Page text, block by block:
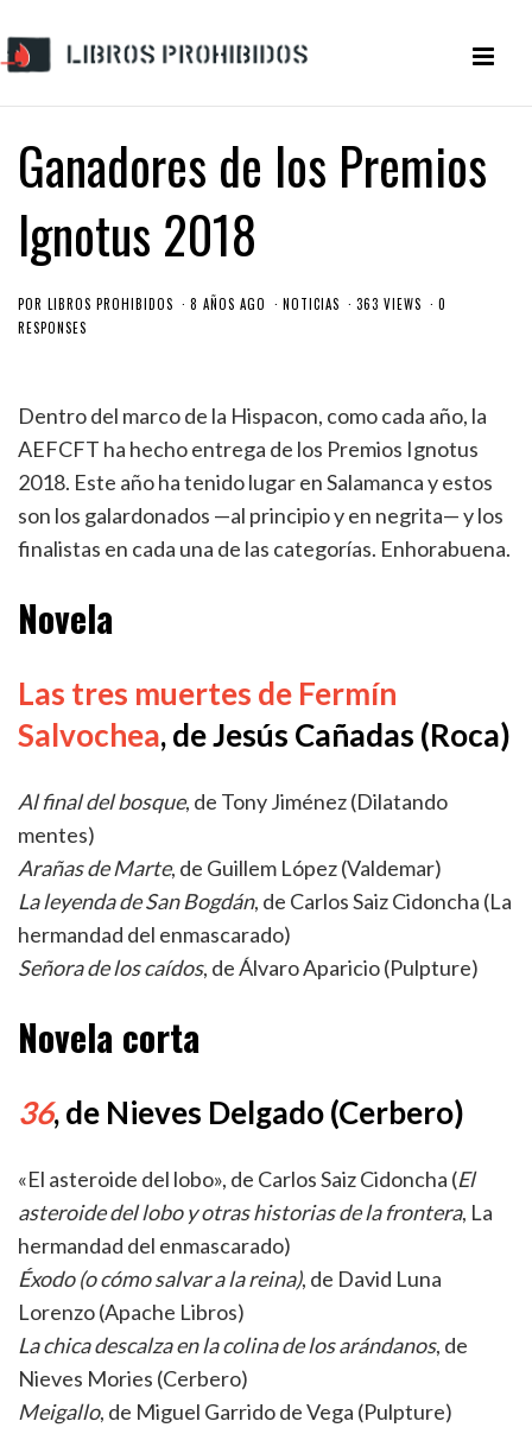
Ganadores de los Premios
Ignotus 2018
POR LIBROS PROHIBIDOS 8 AÑOS AGO NOTICIAS 363 VIEWS
0
RESPONSES
Dentro del marco de la Hispacon, como cada año, la
AEFCFT ha hecho entrega de los Premios Ignotus
2018. Este año ha tenido lugar en Salamanca y estos
son los galardonados —al principio y en negrita— y los
finalistas en cada una de las categorías. Enhorabuena.
Novela
Las tres muertes de Fermín
Salvochea, de Jesús Cañadas (Roca)
Al final del bosque, de Tony Jiménez (Dilatando
mentes)
Arañas de Marte, de Guillem López (Valdemar)
La leyenda de San Bogdán, de Carlos Saiz Cidoncha (La
hermandad del enmascarado)
Señora de los caídos, de Álvaro Aparicio (Pulpture)
Novela corta
36, de Nieves Delgado (Cerbero)
«El asteroide del lobo», de Carlos Saiz Cidoncha (El
asteroide del lobo y otras historias de la frontera, La
hermandad del enmascarado)
Éxodo (o cómo salvar a la reina), de David Luna
Lorenzo (Apache Libros)
La chica descalza en la colina de los arándanos, de
Nieves Mories (Cerbero)
Meigallo, de Miguel Garrido de Vega (Pulpture)